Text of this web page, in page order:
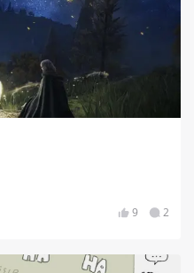
9 2